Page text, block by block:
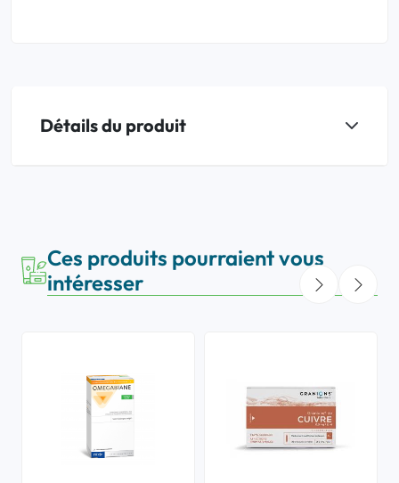
Détails du produit
Ces produits pourraient vous
intéresser